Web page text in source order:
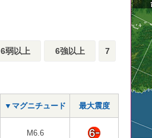
6弱以上 6強以上 7
▼マグニチュード 最大震度
M6.6